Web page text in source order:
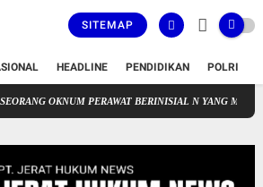
SITEMAP
HEADLINE PENDIDIKAN POLRI
MENGAMBIL LANGKAH TEGAS TERHADAP